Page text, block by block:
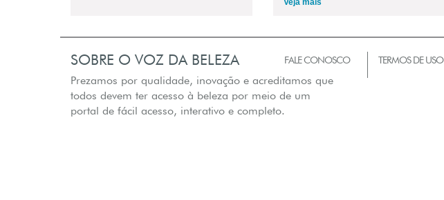
SOBRE O VOZ DA BELEZA
Prezamos por qualidade, inovação e acreditamos que
todos devem ter acesso à beleza por meio de um
portal de fácil acesso, interativo e completo.
FALE CONOSCO TERMOS DE USO